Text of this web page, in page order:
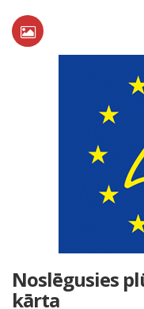
Noslēgusies
kārta